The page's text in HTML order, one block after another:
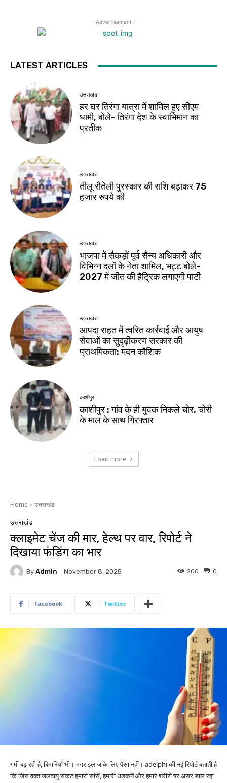
- Advertisement -
LATEST ARTICLES
उत्तराखंड
हर घर तिरंगा यात्रा में शामिल हुए सीएम
धामी, बोले- तिरंगा देश के स्वाभिमान का
प्रतीक
उत्तराखंड
तीलू रौतेली पुरस्कार की राशि बढ़ाकर 75
हजार रुपये की
उत्तराखंड
भाजपा में सैकड़ों पूर्व सैन्य अधिकारी और
विभिन्न दलों के नेता शामिल, भट्ट बोले-
2027 में जीत की हैट्रिक लगाएगी पार्टी
उत्तराखंड
आपदा राहत में त्वरित कार्रवाई और आयुष
सेवाओं का सुदृढ़ीकरण सरकार की
प्राथमिकता: मदन कौशिक
काशीपुर
काशीपुर : गांव के ही युवक निकले चोर, चोरी
के माल के साथ गिरफ्तार
Load more